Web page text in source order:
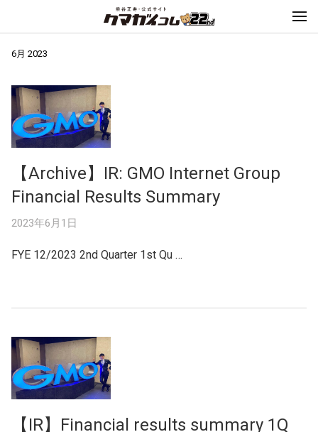
6月 2023
【Archive】IR: GMO Internet Group
Financial Results Summary
2023年6月1日
FYE 12/2023 2nd Quarter 1st Qu …
【IR】Financial results summary 1Q